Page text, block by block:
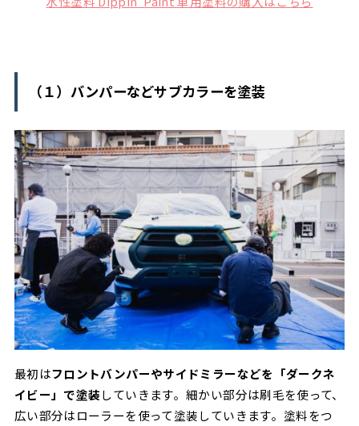
（１）バンパーなどサブカラーを塗装
最初はフロントバンパーやサイドミラーなどを「ダークネ
イビー」で塗装していきます。細かい部分は刷毛を使って、
広い部分はローラーを使って塗装していきます。塗料をつ